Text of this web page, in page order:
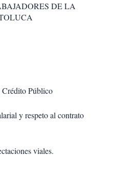
DE LA
Crédito Público
y respeto al contrato
viales.